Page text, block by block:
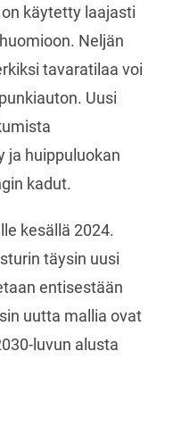
käytetty laajasti
Neljän
tavaratilaa voi
Uusi
ja huippuluokan
kadut.
kesällä 2024.
täysin uusi
entisestään
uutta mallia ovat
luvun alusta